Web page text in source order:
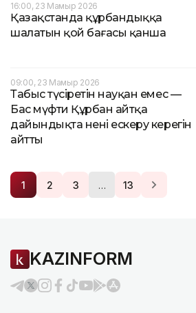
16:00, 23 Мамыр 2026
Қазақстанда құрбандыққа
шалатын қой бағасы қанша
09:00, 23 Мамыр 2026
Табыс түсіретін науқан емес —
Бас мүфти Құрбан айтқа
дайындықта нені ескеру керегін
айтты
1 2 3 … 13
KAZINFORM